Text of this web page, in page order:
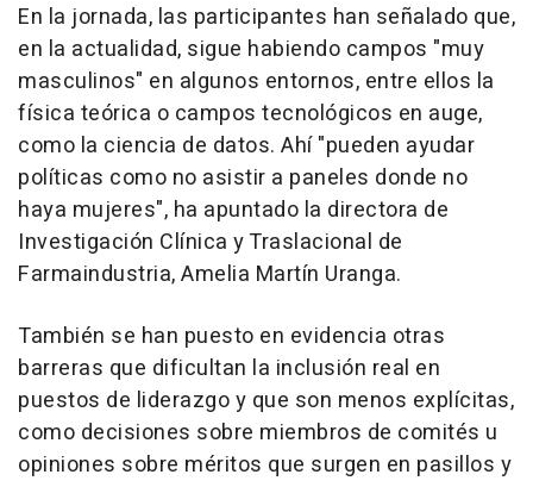
En la jornada, las participantes han señalado que,
en la actualidad, sigue habiendo campos "muy
masculinos" en algunos entornos, entre ellos la
física teórica o campos tecnológicos en auge,
como la ciencia de datos. Ahí "pueden ayudar
políticas como no asistir a paneles donde no
haya mujeres", ha apuntado la directora de
Investigación Clínica y Traslacional de
Farmaindustria, Amelia Martín Uranga.
También se han puesto en evidencia otras
barreras que dificultan la inclusión real en
puestos de liderazgo y que son menos explícitas,
como decisiones sobre miembros de comités u
opiniones sobre méritos que surgen en pasillos y